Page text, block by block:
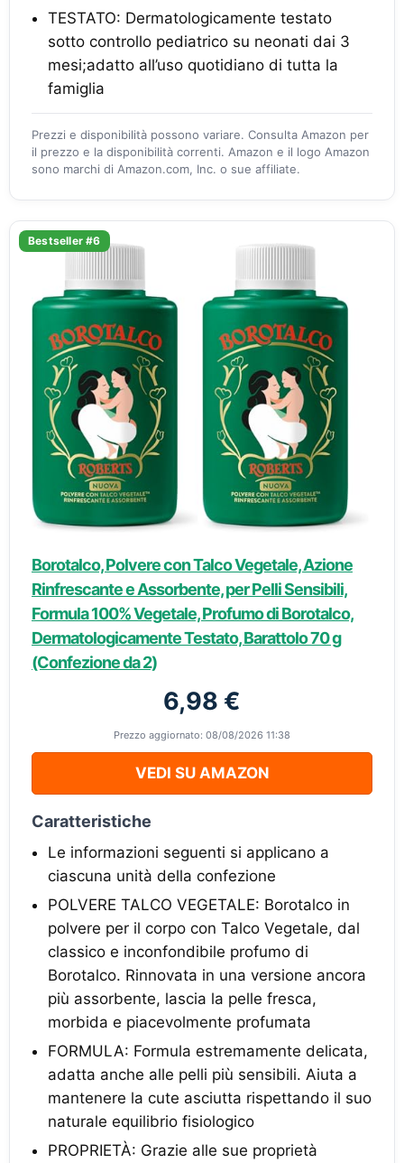
TESTATO: Dermatologicamente testato
sotto controllo pediatrico su neonati dai 3
mesi;adatto all’uso quotidiano di tutta la
famiglia
Prezzi e disponibilità possono variare. Consulta Amazon per
il prezzo e la disponibilità correnti. Amazon e il logo Amazon
sono marchi di Amazon.com, Inc. o sue affiliate.
Bestseller #6
Borotalco, Polvere con Talco Vegetale, Azione
Rinfrescante e Assorbente, per Pelli Sensibili,
Formula 100% Vegetale, Profumo di Borotalco,
Dermatologicamente Testato, Barattolo 70 g
(Confezione da 2)
6,98 €
Prezzo aggiornato: 08/08/2026 11:38
VEDI SU AMAZON
Caratteristiche
Le informazioni seguenti si applicano a
ciascuna unità della confezione
POLVERE TALCO VEGETALE: Borotalco in
polvere per il corpo con Talco Vegetale, dal
classico e inconfondibile profumo di
Borotalco. Rinnovata in una versione ancora
più assorbente, lascia la pelle fresca,
morbida e piacevolmente profumata
FORMULA: Formula estremamente delicata,
adatta anche alle pelli più sensibili. Aiuta a
mantenere la cute asciutta rispettando il suo
naturale equilibrio fisiologico
PROPRIETÀ: Grazie alle sue proprietà